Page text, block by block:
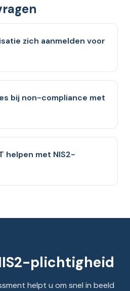
zich aanmelden voor
bij non-compliance met
helpen met NIS2-
plichtigheid
helpt u om snel in beeld